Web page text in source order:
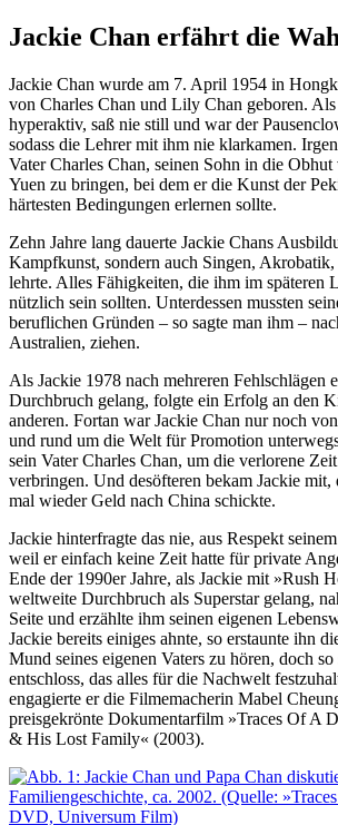
Jackie Chan erfährt die
Jackie Chan wurde am 7. April 1954 in
von Charles Chan und Lily Chan geboren.
hyperaktiv, saß nie still und war der
sodass die Lehrer mit ihm nie klarkamen.
Vater Charles Chan, seinen Sohn in die
Yuen zu bringen, bei dem er die Kunst der
härtesten Bedingungen erlernen sollte.
Zehn Jahre lang dauerte Jackie Chans
Kampfkunst, sondern auch Singen,
lehrte. Alles Fähigkeiten, die ihm im späteren
nützlich sein sollten. Unterdessen mussten
beruflichen Gründen – so sagte man ihm –
Australien, ziehen.
Als Jackie 1978 nach mehreren Fehlschlägen
Durchbruch gelang, folgte ein Erfolg an den
anderen. Fortan war Jackie Chan nur noch
und rund um die Welt für Promotion
sein Vater Charles Chan, um die verlorene
verbringen. Und desöfteren bekam Jackie mit,
mal wieder Geld nach China schickte.
Jackie hinterfragte das nie, aus Respekt
weil er einfach keine Zeit hatte für private
Ende der 1990er Jahre, als Jackie mit »Rush
weltweite Durchbruch als Superstar gelang,
Seite und erzählte ihm seinen eigenen
Jackie bereits einiges ahnte, so erstaunte ihn
Mund seines eigenen Vaters zu hören, doch so
entschloss, das alles für die Nachwelt
engagierte er die Filmemacherin Mabel
preisgekrönte Dokumentarfilm »Traces Of A
& His Lost Family« (2003).